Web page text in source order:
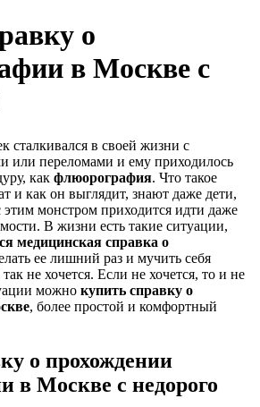
о
в Москве с
сталкивался в своей жизни с
или переломами и ему приходилось
как флюорография. Что такое
и как он выглядит, знают даже дети,
этим монстром приходится идти даже
В жизни есть такие ситуации,
медицинская справка о
ее лишний раз и мучить себя
не хочется. Если не хочется, то и не
можно купить справку о
, более простой и комфортный
о прохождении
в Москве с недорого